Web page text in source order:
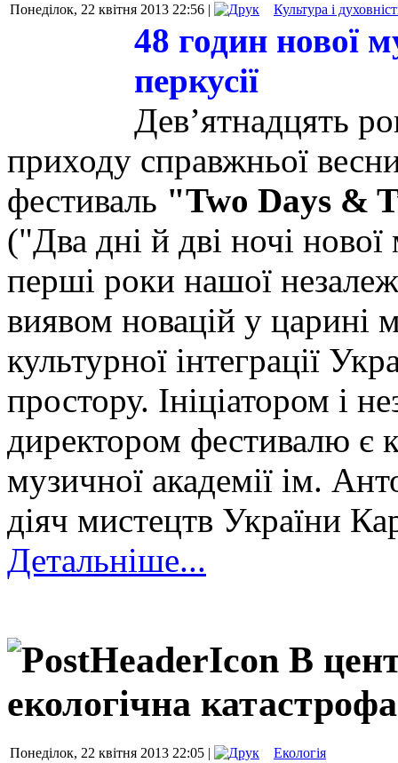
Понеділок, 22 квітня 2013 22:56 | Культура і
48 годин нової
перкусії
Дев’ятнадцять
приходу справжньої
фестиваль "Two Days &
("Два дні й дві ночі
перші роки нашої
виявом новацій у царині
культурної інтеграції
простору. Ініціатором і
директором фестивалю є
музичної академії ім.
діяч мистецтв України
Детальніше...
В
екологічна катастрофа
Понеділок, 22 квітня 2013 22:05 | Екологія